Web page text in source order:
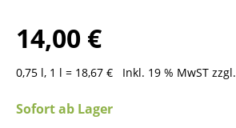
14,00 €
0,75 l, 1 l = 18,67 € Inkl. 19 % MwST zzgl.
Sofort ab Lager